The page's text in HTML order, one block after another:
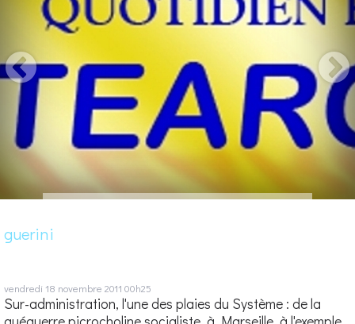
guerini
vendredi 18 novembre 2011 00h25
Sur-administration, l'une des plaies du Système : de la